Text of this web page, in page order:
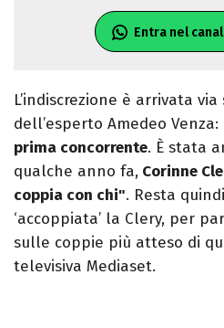
Entra nel
L’indiscrezione è arrivata
dell’esperto Amedeo Venza:
prima concorrente. È stata
qualche anno fa, Corinne
coppia con chi". Resta
‘accoppiata’ la Clery, per
sulle coppie più atteso di
televisiva Mediaset.